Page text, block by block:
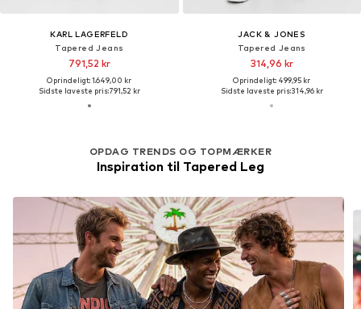
KARL LAGERFELD
Tapered Jeans
791,52 kr
Oprindeligt: 1.649,00 kr
Sidste laveste pris:791,52 kr
JACK & JONES
Tapered Jeans
314,96 kr
Oprindeligt: 499,95 kr
Sidste laveste pris:314,96 kr
OPDAG TRENDS OG TOPMÆRKER
Inspiration til Tapered Leg